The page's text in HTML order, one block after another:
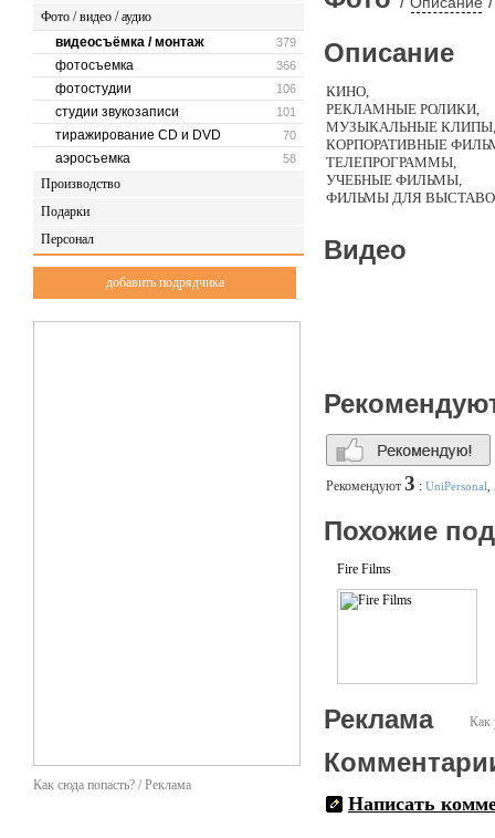
Фото / видео / аудио
379
видеосъёмка / монтаж
366
фотосъемка
106
фотостудии
101
студии звукозаписи
70
тиражирование CD и DVD
58
аэросъемка
Производство
Подарки
Персонал
добавить подрядчика
Как сюда попасть? / Реклама
Описание
КИНО,
РЕКЛАМНЫЕ РОЛИКИ,
МУЗЫКАЛЬНЫЕ
КОРПОРАТИВНЫЕ
ТЕЛЕПРОГРАММЫ,
УЧЕБНЫЕ ФИЛЬМЫ,
ФИЛЬМЫ ДЛЯ
МУЛЬТИМЕДИА
СЪЕМКА МАССОВЫХ
Видео
Рекомендуют 3 : UniPersonal
Похожие
Fire Films
Как
Реклама
Написать